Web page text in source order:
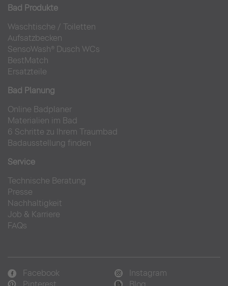
Bad Produkte
Waschtische / Toiletten
Aufsatzbecken
SensoWash® Dusch WCs
BestMatch
Ersatzteile
Bad Planung
Online Badplaner
Materialien im Bad
6 Schritte zu Ihrem Traumbad
Badausstellung finden
Service
Technische Beratung
Presse
Nachhaltigkeit
Job & Karriere
FAQs
Facebook
Instagram